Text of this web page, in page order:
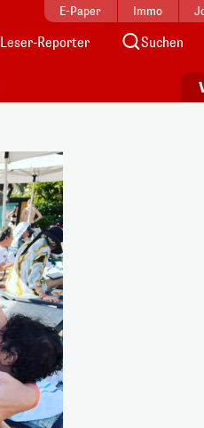
E-Paper Immo
Leser-Reporter Suchen